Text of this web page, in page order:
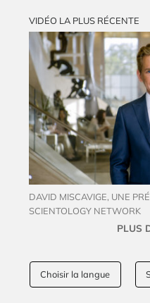
VIDÉO LA PLUS RÉCENTE
DAVID MISCAVIGE, UNE
SCIENTOLOGY NETWORK
PLUS
Choisir la langue